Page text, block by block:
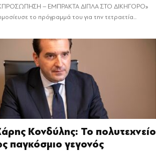
– ΕΜΠΡΑΚΤΑ ΔΙΠΛΑ ΣΤΟ ΔΙΚΗΓΟΡΟ»
το πρόγραμμά του για την τετραετία...
Κονδύλης: Το πολυτεχνείο
παγκόσμιο γεγονός